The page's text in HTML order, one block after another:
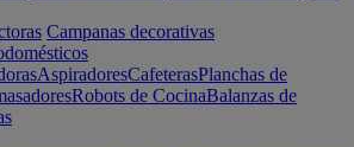
Campanas decorativas
AspiradoresCafeterasPlanchas de
Robots de CocinaBalanzas de